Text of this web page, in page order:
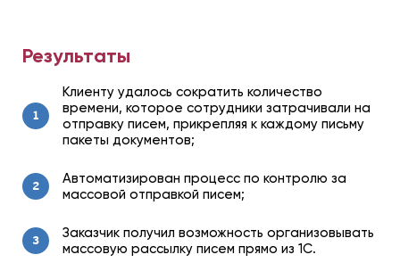
Результаты
1
Клиенту удалось сократить количество
времени, которое сотрудники затрачивали на
отправку писем, прикрепляя к каждому письму
пакеты документов;
2
Автоматизирован процесс по контролю за
массовой отправкой писем;
3
Заказчик получил возможность организовывать
массовую рассылку писем прямо из 1С.